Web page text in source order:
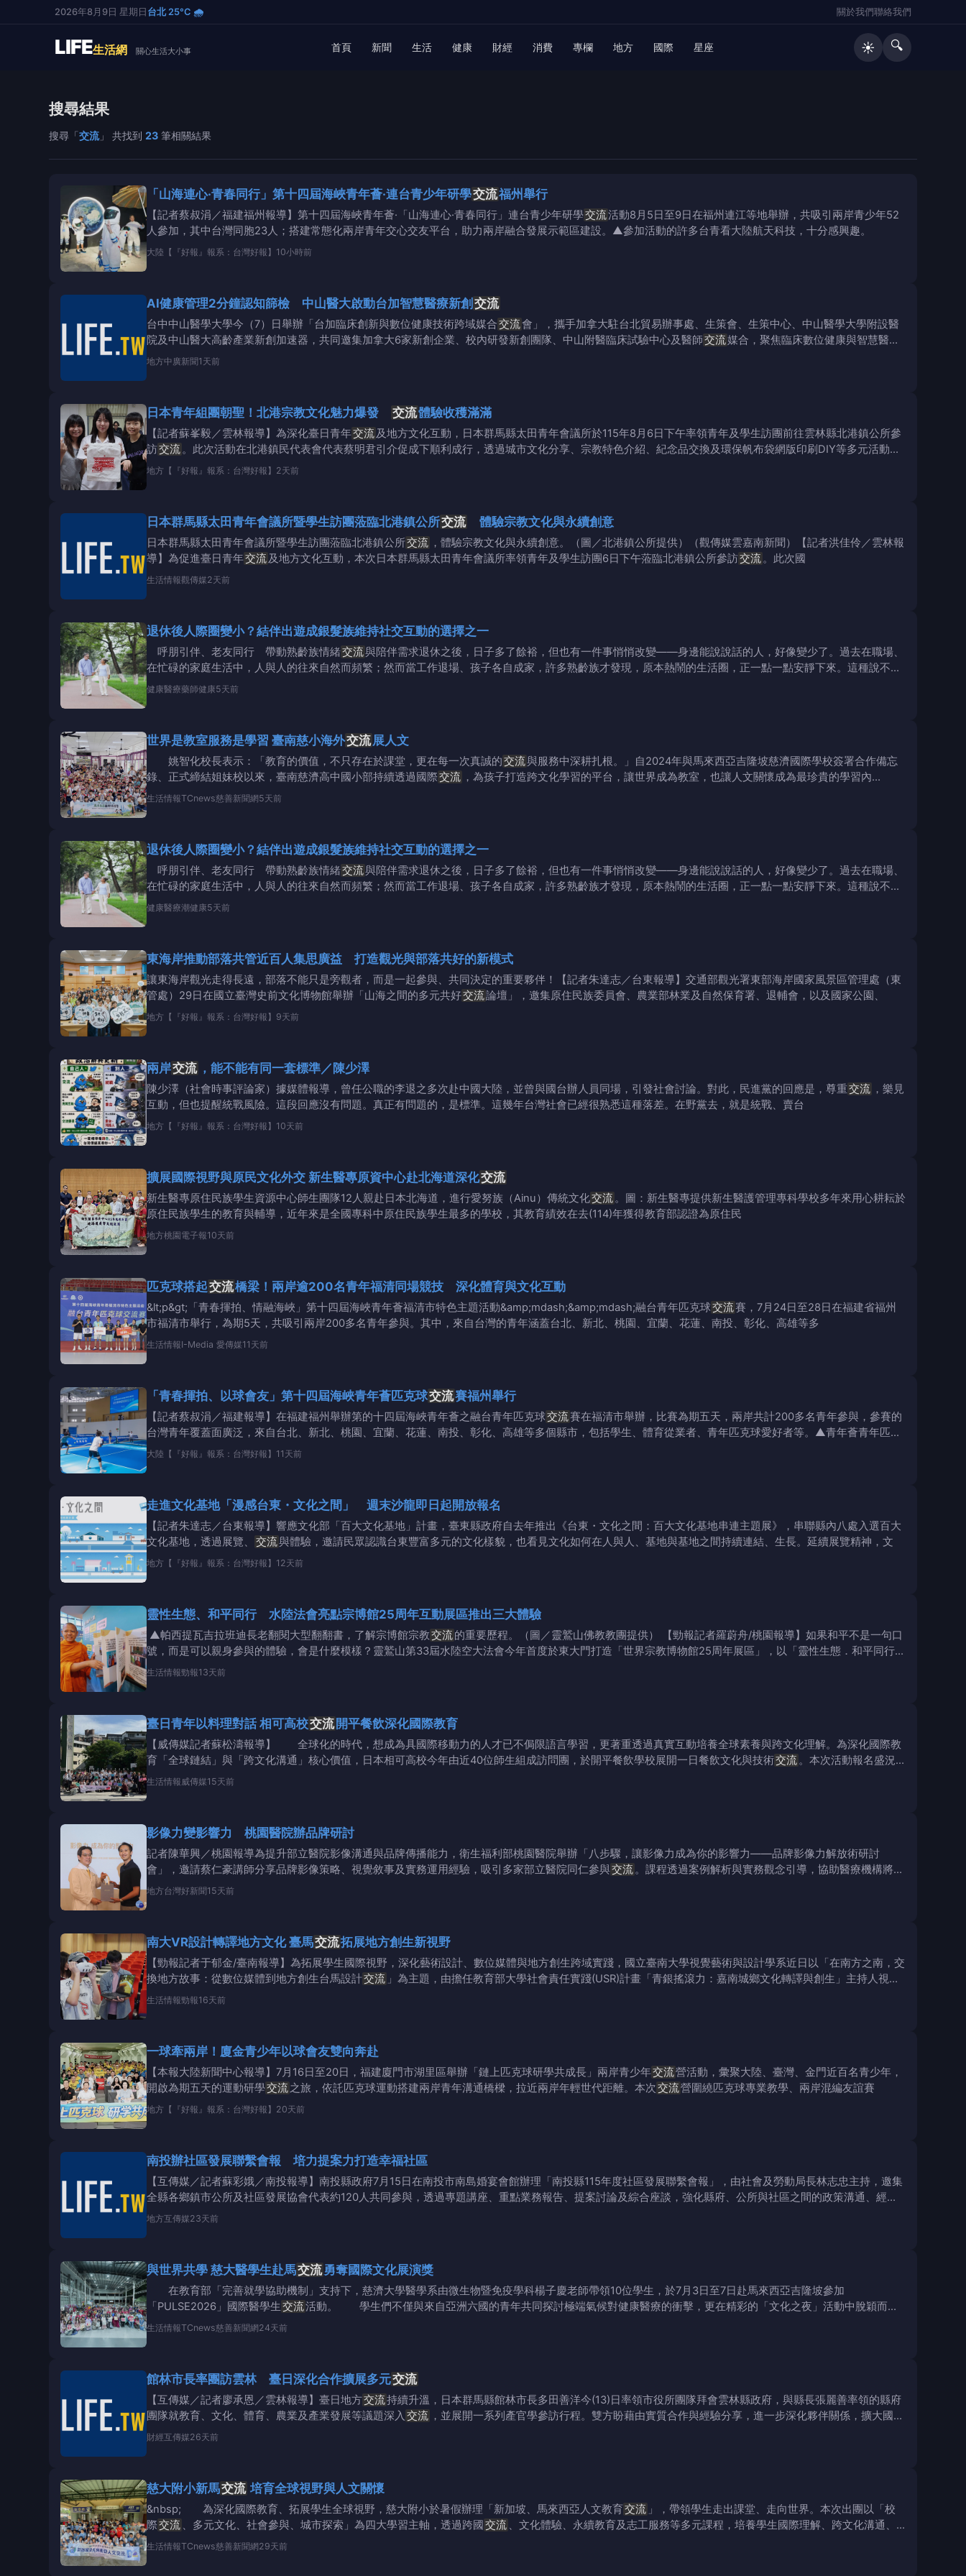
2026年8月9日 星期日 台北 25°C 🌧️ 關於我們聯絡我們
LIFE生活網 關心生活大小事 首頁 新聞 生活 健康 財經 消費 專欄 地方 國際 星座 ☀️ 🔍
搜尋結果
搜尋「交流」 共找到 23 筆相關結果
「山海連心·青春同行」第十四屆海峽青年薈·連台青少年研學交流福州舉行
【記者蔡叔涓／福建福州報導】第十四屆海峽青年薈·「山海連心·青春同行」連台青少年研學交流活動8月5日至9日在福州連江等地舉辦，共吸引兩岸青少年52
人參加，其中台灣同胞23人；搭建常態化兩岸青年交心交友平台，助力兩岸融合發展示範區建設。▲參加活動的許多台青看大陸航天科技，十分感興趣。
大陸 【『好報』報系：台灣好報】 10小時前
AI健康管理2分鐘認知篩檢 中山醫大啟動台加智慧醫療新創 交流
台中中山醫學大學今（7）日舉辦「台加臨床創新與數位健康技術跨域媒合交流會」，攜手加拿大駐台北貿易辦事處、生策會、生策中心、中山醫學大學附設醫
院及中山醫大高齡產業新創加速器，共同邀集加拿大6家新創企業、校內研發新創團隊、中山附醫臨床試驗中心及醫師交流媒合，聚焦臨床數位健康與智慧醫
療，透過臨床需求與創新
地方中廣新聞 1天前
日本青年組團朝聖！北港宗教文化魅力爆發 交流體驗收穫滿滿
【記者蘇峯毅／雲林報導】為深化臺日青年交流及地方文化互動，日本群馬縣太田青年會議所於115年8月6日下午率領青年及學生訪團前往雲林縣北港鎮公所參
訪交流。此次活動在北港鎮民代表會代表蔡明君引介促成下順利成行，透過城市文化分享、宗教特色介紹、紀念品交換及環保帆布袋網版印刷DIY等多元活動，
讓
地方 【『好報』報系：台灣好報】 2天前
日本群馬縣太田青年會議所暨學生訪團蒞臨北港鎮公所交流 體驗宗教文化與永續創意
日本群馬縣太田青年會議所暨學生訪團蒞臨北港鎮公所交流 ，體驗宗教文化與永續創意。（圖／北港鎮公所提供）（觀傳媒雲嘉南新聞）【記者洪佳伶／雲林報
導】為促進臺日青年交流及地方文化互動，本次日本群馬縣太田青年會議所率領青年及學生訪團6日下午蒞臨北港鎮公所參訪交流。此次國
生活情報觀傳媒2天前
退休後人際圈變小？結伴出遊成銀髮族維持社交互動的選擇之一
呼朋引伴、老友同行 帶動熟齡族情緒交流與陪伴需求退休之後，日子多了餘裕，但也有一件事悄悄改變——身邊能說說話的人，好像變少了。過去在職場、
在忙碌的家庭生活中，人與人的往來自然而頻繁；然而當工作退場、孩子各自成家，許多熟齡族才發現，原本熱鬧的生活圈，正一點一點安靜下來。這種說不上
是難過、卻隱隱存
健康醫療藥師健康5天前
世界是教室服務是學習 臺南慈小海外交流展人文
姚智化校長表示：「教育的價值，不只存在於課堂，更在每一次真誠的交流與服務中深耕扎根。」自2024年與馬來西亞吉隆坡慈濟國際學校簽署合作備忘
錄、正式締結姐妹校以來，臺南慈濟高中國小部持續透過國際交流 ，為孩子打造跨文化學習的平台，讓世界成為教室，也讓人文關懷成為最珍貴的學習內
容。 2026年
生活情報TCnews慈善新聞網5天前
退休後人際圈變小？結伴出遊成銀髮族維持社交互動的選擇之一
呼朋引伴、老友同行 帶動熟齡族情緒交流與陪伴需求退休之後，日子多了餘裕，但也有一件事悄悄改變——身邊能說說話的人，好像變少了。過去在職場、
在忙碌的家庭生活中，人與人的往來自然而頻繁；然而當工作退場、孩子各自成家，許多熟齡族才發現，原本熱鬧的生活圈，正一點一點安靜下來。這種說不上
是難過、卻隱隱存
健康醫療潮健康5天前
東海岸推動部落共管近百人集思廣益 打造觀光與部落共好的新模式
讓東海岸觀光走得長遠，部落不能只是旁觀者，而是一起參與、共同決定的重要夥伴！【記者朱達志／台東報導】交通部觀光署東部海岸國家風景區管理處（東
管處）29日在國立臺灣史前文化博物館舉辦「山海之間的多元共好交流論壇」，邀集原住民族委員會、農業部林業及自然保育署、退輔會，以及國家公園、
地方 【『好報』報系：台灣好報】 9天前
兩岸交流 ，能不能有同一套標準／陳少澤
陳少澤（社會時事評論家）據媒體報導，曾任公職的李退之多次赴中國大陸，並曾與國台辦人員同場，引發社會討論。對此，民進黨的回應是，尊重交流 ，樂見
互動，但也提醒統戰風險。這段回應沒有問題。真正有問題的，是標準。這幾年台灣社會已經很熟悉這種落差。在野黨去，就是統戰、賣台
地方 【『好報』報系：台灣好報】 10天前
擴展國際視野與原民文化外交 新生醫專原資中心赴北海道深化交流
新生醫專原住民族學生資源中心師生團隊12人親赴日本北海道，進行愛努族（Ainu）傳統文化交流。圖：新生醫專提供新生醫護管理專科學校多年來用心耕耘於
原住民族學生的教育與輔導，近年來是全國專科中原住民族學生最多的學校，其教育績效在去(114)年獲得教育部認證為原住民
地方桃園電子報10天前
匹克球搭起交流橋梁！兩岸逾200名青年福清同場競技 深化體育與文化互動
&lt;p&gt;「青春揮拍、情融海峽」第十四屆海峽青年薈福清市特色主題活動&amp;mdash;&amp;mdash;融台青年匹克球交流賽，7月24日至28日在福建省福州
市福清市舉行，為期5天，共吸引兩岸200多名青年參與。其中，來自台灣的青年涵蓋台北、新北、桃園、宜蘭、花蓮、南投、彰化、高雄等多
生活情報I-Media 愛傳媒11天前
「青春揮拍、以球會友」第十四屆海峽青年薈匹克球交流賽福州舉行
【記者蔡叔涓／福建報導】在福建福州舉辦第的十四屆海峽青年薈之融台青年匹克球交流賽在福清市舉辦，比賽為期五天，兩岸共計200多名青年參與，參賽的
台灣青年覆蓋面廣泛，來自台北、新北、桃園、宜蘭、花蓮、南投、彰化、高雄等多個縣市，包括學生、體育從業者、青年匹克球愛好者等。▲青年薈青年匹克
球交
大陸 【『好報』報系：台灣好報】 11天前
走進文化基地「漫感台東・文化之間」 週末沙龍即日起開放報名
【記者朱達志／台東報導】響應文化部「百大文化基地」計畫，臺東縣政府自去年推出《台東・文化之間：百大文化基地串連主題展》，串聯縣內八處入選百大
文化基地，透過展覽、
交流與體驗，邀請民眾認識台東豐富多元的文化樣貌，也看見文化如何在人與人、基地與基地之間持續連結、生長。延續展覽精神，文
地方 【『好報』報系：台灣好報】 12天前
靈性生態、和平同行 水陸法會亮點宗博館25周年互動展區推出三大體驗
▲帕西提瓦吉拉班迪長老翻閱大型翻翻書，了解宗博館宗教交流的重要歷程。（圖／靈鷲山佛教教團提供） 【勁報記者羅蔚舟/桃園報導】如果和平不是一句口
號，而是可以親身參與的體驗，會是什麼模樣？靈鷲山第33屆水陸空大法會今年首度於東大門打造「世界宗教博物館25周年展區」，以「靈性生態．和平同行」
為主題，推出
生活情報勁報13天前
臺日青年以料理對話 相可高校交流 開平餐飲深化國際教育
【威傳媒記者蘇松濤報導】 全球化的時代，想成為具國際移動力的人才已不侷限語言學習，更著重透過真實互動培養全球素養與跨文化理解。為深化國際教
育「全球鏈結」與「跨文化溝通」核心價值，日本相可高校今年由近40位師生組成訪問團，於開平餐飲學校展開一日餐飲文化與技術交流。本次活動報名盛況
空前，許多日
生活情報威傳媒15天前
影像力變影響力 桃園醫院辦品牌研討
記者陳華興／桃園報導為提升部立醫院影像溝通與品牌傳播能力，衛生福利部桃園醫院舉辦「八步驟，讓影像力成為你的影響力——品牌影像力解放術研討
會」，邀請蔡仁豪講師分享品牌影像策略、視覺敘事及實務運用經驗，吸引多家部立醫院同仁參與交流。課程透過案例解析與實務觀念引導，協助醫療機構將日
常活動紀錄、新聞照片、社
地方台灣好新聞 15天前
南大VR設計轉譯地方文化 臺馬交流拓展地方創生新視野
【勁報記者于郁金/臺南報導】為拓展學生國際視野，深化藝術設計、數位媒體與地方創生跨域實踐，國立臺南大學視覺藝術與設計學系近日以「在南方之南，交
換地方故事：從數位媒體到地方創生台馬設計交流 」為主題，由擔任教育部大學社會責任實踐(USR)計畫「青銀搖滾力：嘉南城鄉文化轉譯與創生」主持人視覺
藝術與設計學系
生活情報勁報16天前
一球牽兩岸！廈金青少年以球會友雙向奔赴
【本報大陸新聞中心報導】7月16日至20日，福建廈門市湖里區舉辦「鏈上匹克球研學共成長」兩岸青少年交流營活動，彙聚大陸、臺灣、金門近百名青少年，
開啟為期五天的運動研學交流之旅，依託匹克球運動搭建兩岸青年溝通橋樑，拉近兩岸年輕世代距離。本次交流營圍繞匹克球專業教學、兩岸混編友誼賽
地方 【『好報』報系：台灣好報】 20天前
南投辦社區發展聯繫會報 培力提案力打造幸福社區
【互傳媒／記者蘇彩娥／南投報導】南投縣政府7月15日在南投市南島婚宴會館辦理「南投縣115年度社區發展聯繫會報」，由社會及勞動局長林志忠主持，邀集
全縣各鄉鎮市公所及社區發展協會代表約120人共同參與，透過專題講座、重點業務報告、提案討論及綜合座談，強化縣府、公所與社區之間的政策溝通、經驗
交流及資
地方互傳媒23天前
與世界共學 慈大醫學生赴馬交流 勇奪國際文化展演獎
在教育部「完善就學協助機制」支持下，慈濟大學醫學系由微生物暨免疫學科楊子慶老師帶領10位學生，於7月3日至7日赴馬來西亞吉隆坡參加
「PULSE2026」國際醫學生交流活動。 學生們不僅與來自亞洲六國的青年共同探討極端氣候對健康醫療的衝擊，更在精彩的「文化之夜」活動中脫穎而
出，勇奪最
生活情報TCnews慈善新聞網24天前
館林市長率團訪雲林 臺日深化合作擴展多元交流
【互傳媒／記者廖承恩／雲林報導】臺日地方交流持續升溫，日本群馬縣館林市長多田善洋今(13)日率領市役所團隊拜會雲林縣政府，與縣長張麗善率領的縣府
團隊就教育、文化、體育、農業及產業發展等議題深入 交流 ，並展開一系列產官學參訪行程。雙方盼藉由實質合作與經驗分享，進一步深化夥伴關係，擴大國際
交流量能。張麗善
財經互傳媒26天前
慈大附小新馬交流 培育全球視野與人文關懷
&nbsp; 為深化國際教育、拓展學生全球視野，慈大附小於暑假辦理「新加坡、馬來西亞人文教育交流 」，帶領學生走出課堂、走向世界。本次出團以「校
際交流 、多元文化、社會參與、城市探索」為四大學習主軸，透過跨國 交流 、文化體驗、永續教育及志工服務等多元課程，培養學生國際理解、跨文化溝通、
自主學習與社會責
生活情報TCnews慈善新聞網29天前